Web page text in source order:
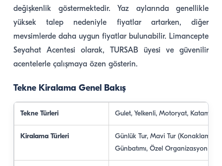
değişkenlik göstermektedir. Yaz aylarında genellikle
yüksek talep nedeniyle fiyatlar artarken, diğer
mevsimlerde daha uygun fiyatlar bulunabilir. Limancepte
Seyahat Acentesi olarak, TURSAB üyesi ve güvenilir
acentelerle çalışmaya özen gösterin.
Tekne Kiralama Genel Bakış
Tekne Türleri Gulet, Yelkenli, Motoryat,
Kiralama Türleri
Günlük Tur, Mavi Tur (Konaklamalı),
Günbatımı, Özel Organizasyon